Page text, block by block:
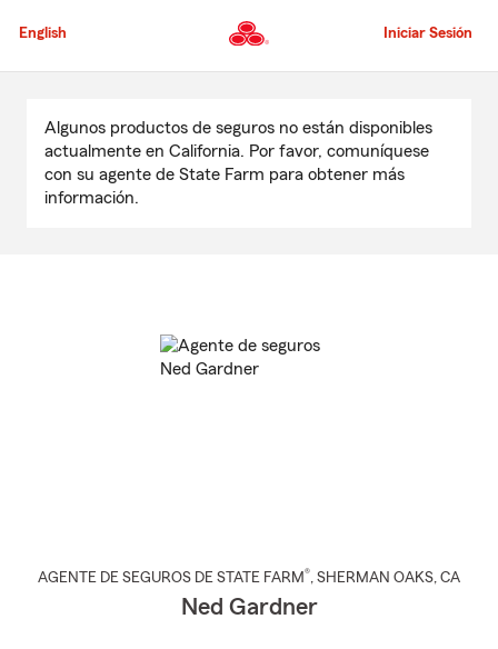
al
principal
English Iniciar Sesión
contenido
principal
Algunos productos de seguros no están disponibles
actualmente en California. Por favor, comuníquese
con su agente de State Farm para obtener más
información.
AGENTE DE SEGUROS DE STATE FARM®, SHERMAN OAKS, CA
Ned Gardner